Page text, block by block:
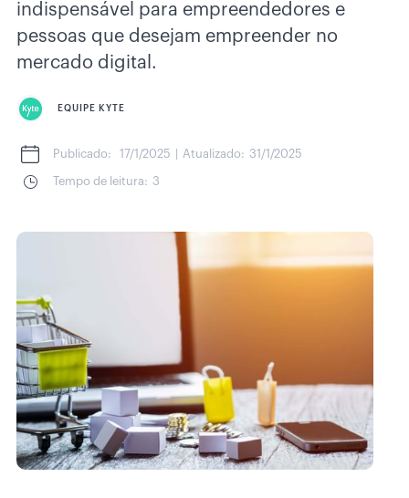
indispensável para empreendedores e
pessoas que desejam empreender no
mercado digital.
EQUIPE KYTE
Publicado: 17/1/2025 Atualizado: 31/1/2025
Tempo de leitura: 3